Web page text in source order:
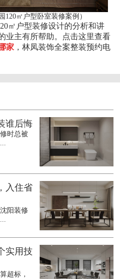
120㎡户型卧室装修案例）
㎡户型装修设计的分析和讲
业主有所帮助。点击这里查看
家 ，林凤装饰全案整装预约电
谁后悔
时总被
入住省
阳装修
实用技
超标，